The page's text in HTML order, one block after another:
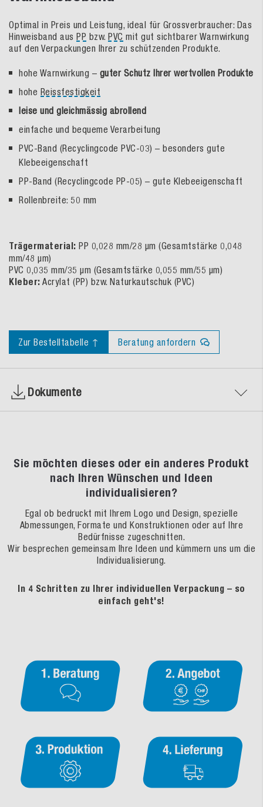
Optimal in Preis und Leistung, ideal für Grossverbraucher: Das
Hinweisband aus PP bzw. PVC mit gut sichtbarer Warnwirkung
auf den Verpackungen Ihrer zu schützenden Produkte.
hohe Warnwirkung – guter Schutz Ihrer wertvollen Produkte
hohe Reissfestigkeit
leise und gleichmässig abrollend
einfache und bequeme Verarbeitung
PVC-Band (Recyclingcode PVC-03) – besonders gute
Klebeeigenschaft
PP-Band (Recyclingcode PP-05) – gute Klebeeigenschaft
Rollenbreite: 50 mm
Trägermaterial: PP 0,028 mm/28 µm (Gesamtstärke 0,048
mm/48 µm)
PVC 0,035 mm/35 µm (Gesamtstärke 0,055 mm/55 µm)
Kleber: Acrylat (PP) bzw. Naturkautschuk (PVC)
Zur Bestelltabelle ↑ Beratung anfordern
Dokumente
Sie möchten dieses oder ein anderes Produkt
nach Ihren Wünschen und Ideen
individualisieren?
Egal ob bedruckt mit Ihrem Logo und Design, spezielle
Abmessungen, Formate und Konstruktionen oder auf Ihre
Bedürfnisse zugeschnitten.
Wir besprechen gemeinsam Ihre Ideen und kümmern uns um die
Individualisierung.
In 4 Schritten zu Ihrer individuellen Verpackung – so
einfach geht's!